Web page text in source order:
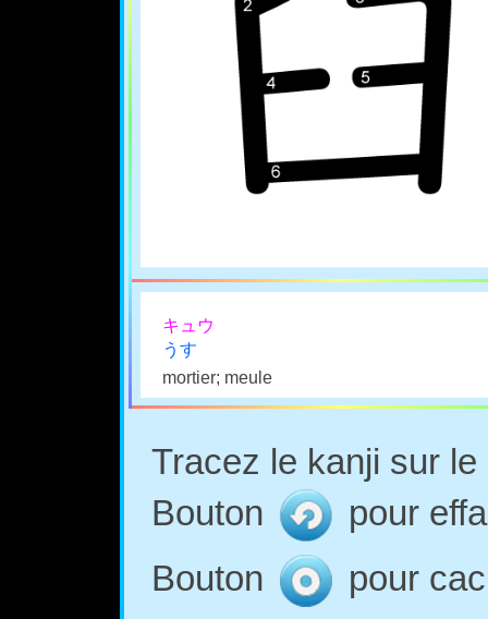
キュウ
うす
mortier; meule
Tracez le kanji sur
Bouton
pour
Bouton
pour